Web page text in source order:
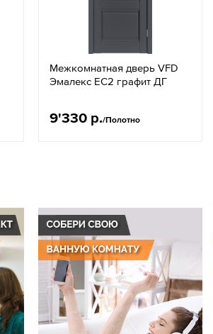
Межкомнатная дверь VFD
Эмалекс EC2 графит ДГ
9'330 р./Полотно